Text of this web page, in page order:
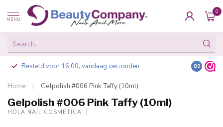
MENU
0
Besteld voor 16:00, vandaag verzonden 8.8
Home / Gelpolish #006 Pink Taffy (10ml)
Gelpolish #006 Pink Taffy (10ml)
HOLA NAIL COSMETICA